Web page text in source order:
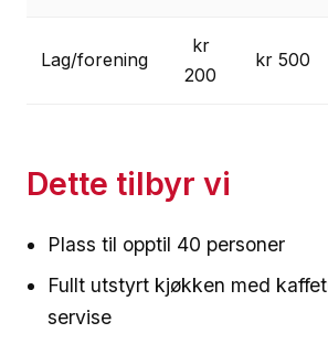
Lag/forening
kr
200
kr 500
Dette tilbyr vi
Plass til opptil 40 personer
Fullt utstyrt kjøkken med
servise